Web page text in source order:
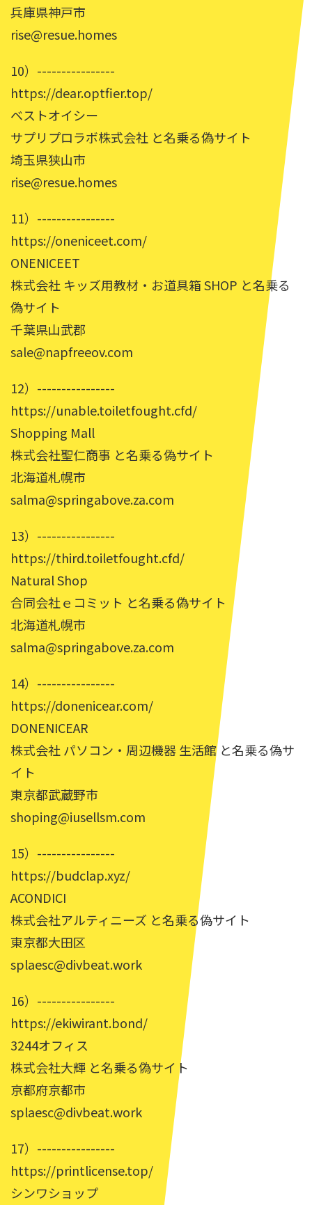
兵庫県神戸市
rise@resue.homes
10）----------------
https://dear.optfier.top/
ベストオイシー
サプリプロラボ株式会社 と名乗る偽サイト
埼玉県狭山市
rise@resue.homes
11）----------------
https://oneniceet.com/
ONENICEET
株式会社 キッズ用教材・お道具箱 SHOP と名乗る
偽サイト
千葉県山武郡
sale@napfreeov.com
12）----------------
https://unable.toiletfought.cfd/
Shopping Mall
株式会社聖仁商事 と名乗る偽サイト
北海道札幌市
salma@springabove.za.com
13）----------------
https://third.toiletfought.cfd/
Natural Shop
合同会社ｅコミット と名乗る偽サイト
北海道札幌市
salma@springabove.za.com
14）----------------
https://donenicear.com/
DONENICEAR
株式会社 パソコン・周辺機器 生活館 と名乗る偽サ
イト
東京都武蔵野市
shoping@iusellsm.com
15）----------------
https://budclap.xyz/
ACONDICI
株式会社アルティニーズ と名乗る偽サイト
東京都大田区
splaesc@divbeat.work
16）----------------
https://ekiwirant.bond/
3244オフィス
株式会社大輝 と名乗る偽サイト
京都府京都市
splaesc@divbeat.work
17）----------------
https://printlicense.top/
シンワショップ